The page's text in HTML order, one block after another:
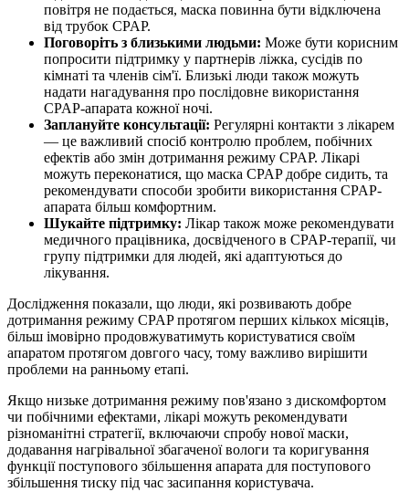
повітря не подається, маска повинна бути відключена
від трубок CPAP.
Поговоріть з близькими людьми: Може бути корисним
попросити підтримку у партнерів ліжка, сусідів по
кімнаті та членів сім'ї. Близькі люди також можуть
надати нагадування про послідовне використання
CPAP-апарата кожної ночі.
Заплануйте консультації: Регулярні контакти з лікарем
— це важливий спосіб контролю проблем, побічних
ефектів або змін дотримання режиму CPAP. Лікарі
можуть переконатися, що маска CPAP добре сидить, та
рекомендувати способи зробити використання CPAP-
апарата більш комфортним.
Шукайте підтримку: Лікар також може рекомендувати
медичного працівника, досвідченого в CPAP-терапії, чи
групу підтримки для людей, які адаптуються до
лікування.
Дослідження показали, що люди, які розвивають добре
дотримання режиму CPAP протягом перших кількох місяців,
більш імовірно продовжуватимуть користуватися своїм
апаратом протягом довгого часу, тому важливо вирішити
проблеми на ранньому етапі.
Якщо низьке дотримання режиму пов'язано з дискомфортом
чи побічними ефектами, лікарі можуть рекомендувати
різноманітні стратегії, включаючи спробу нової маски,
додавання нагрівальної збагаченої вологи та коригування
функції поступового збільшення апарата для поступового
збільшення тиску під час засипання користувача.